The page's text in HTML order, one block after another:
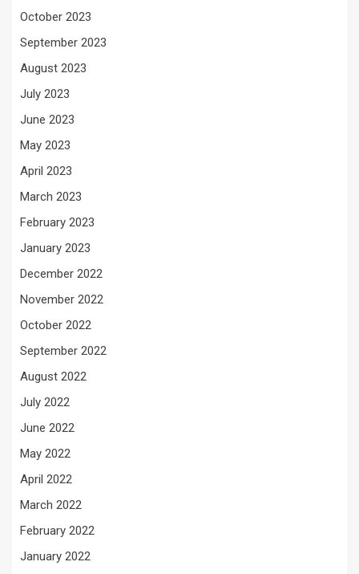
October 2023
September 2023
August 2023
July 2023
June 2023
May 2023
April 2023
March 2023
February 2023
January 2023
December 2022
November 2022
October 2022
September 2022
August 2022
July 2022
June 2022
May 2022
April 2022
March 2022
February 2022
January 2022